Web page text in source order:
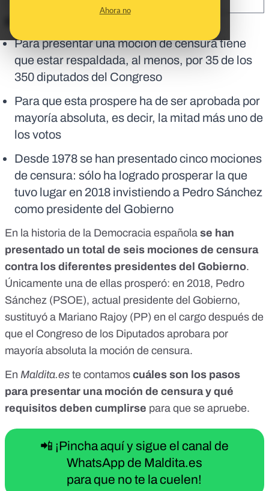
Ahora no
Para presentar una moción de censura tiene
que estar respaldada, al menos, por 35 de los
350 diputados del Congreso
Para que esta prospere ha de ser aprobada por
mayoría absoluta, es decir, la mitad más uno de
los votos
Desde 1978 se han presentado cinco mociones
de censura: sólo ha logrado prosperar la que
tuvo lugar en 2018 invistiendo a Pedro Sánchez
como presidente del Gobierno
En la historia de la Democracia española se han
presentado un total de seis mociones de censura
contra los diferentes presidentes del Gobierno.
Únicamente una de ellas prosperó: en 2018, Pedro
Sánchez (PSOE), actual presidente del Gobierno,
sustituyó a Mariano Rajoy (PP) en el cargo después de
que el Congreso de los Diputados aprobara por
mayoría absoluta la moción de censura.
En Maldita.es te contamos cuáles son los pasos
para presentar una moción de censura y qué
requisitos deben cumplirse para que se apruebe.
📲 ¡Pincha aquí y sigue el canal de
WhatsApp de Maldita.es
para que no te la cuelen!